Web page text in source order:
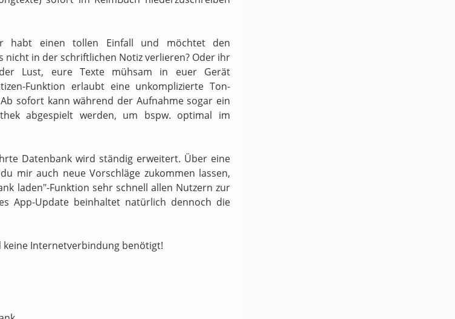
habt einen tollen Einfall und möchtet den
nicht in der schriftlichen Notiz verlieren? Oder ihr
Lust, eure Texte mühsam in euer Gerät
Funktion erlaubt eine unkomplizierte Ton-
sofort kann während der Aufnahme sogar ein
abgespielt werden, um bspw. optimal im
Datenbank wird ständig erweitert. Über eine
mir auch neue Vorschläge zukommen lassen,
laden"-Funktion sehr schnell allen Nutzern zur
App-Update beinhaltet natürlich dennoch die
keine Internetverbindung benötigt!